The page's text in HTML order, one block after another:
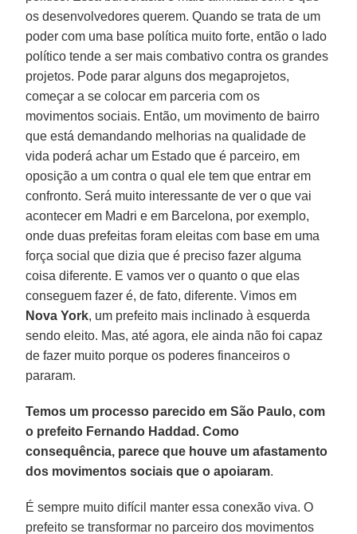
os desenvolvedores querem. Quando se trata de um
poder com uma base política muito forte, então o lado
político tende a ser mais combativo contra os grandes
projetos. Pode parar alguns dos megaprojetos,
começar a se colocar em parceria com os
movimentos sociais. Então, um movimento de bairro
que está demandando melhorias na qualidade de
vida poderá achar um Estado que é parceiro, em
oposição a um contra o qual ele tem que entrar em
confronto. Será muito interessante de ver o que vai
acontecer em Madri e em Barcelona, por exemplo,
onde duas prefeitas foram eleitas com base em uma
força social que dizia que é preciso fazer alguma
coisa diferente. E vamos ver o quanto o que elas
conseguem fazer é, de fato, diferente. Vimos em
Nova York, um prefeito mais inclinado à esquerda
sendo eleito. Mas, até agora, ele ainda não foi capaz
de fazer muito porque os poderes financeiros o
pararam.
Temos um processo parecido em São Paulo, com
o prefeito Fernando Haddad. Como
consequência, parece que houve um afastamento
dos movimentos sociais que o apoiaram.
É sempre muito difícil manter essa conexão viva. O
prefeito se transformar no parceiro dos movimentos